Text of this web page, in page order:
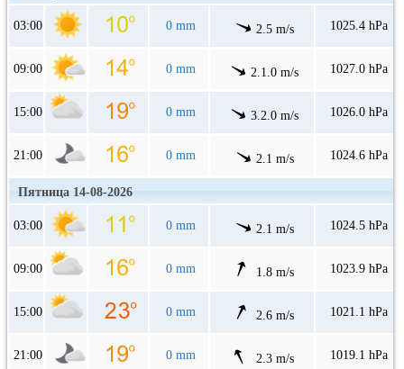
03:00 0 mm 2.5 m/s 1025.4 hPa
09:00 0 mm 2.1.0 m/s 1027.0 hPa
15:00 0 mm 3.2.0 m/s 1026.0 hPa
21:00 0 mm 2.1 m/s 1024.6 hPa
Пятница 14-08-2026
03:00 0 mm 2.1 m/s 1024.5 hPa
09:00 0 mm 1.8 m/s 1023.9 hPa
15:00 0 mm 2.6 m/s 1021.1 hPa
21:00 0 mm 2.3 m/s 1019.1 hPa